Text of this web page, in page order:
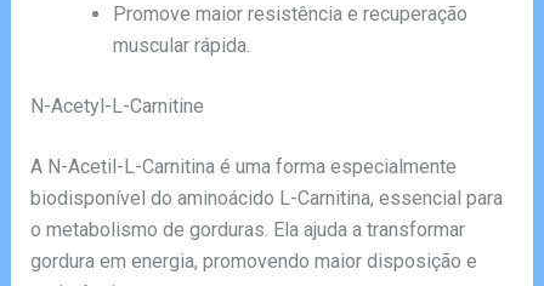
Promove maior resistência e recuperação
muscular rápida.
N-Acetyl-L-Carnitine
A N-Acetil-L-Carnitina é uma forma especialmente
biodisponível do aminoácido L-Carnitina, essencial para
o metabolismo de gorduras. Ela ajuda a transformar
gordura em energia, promovendo maior disposição e